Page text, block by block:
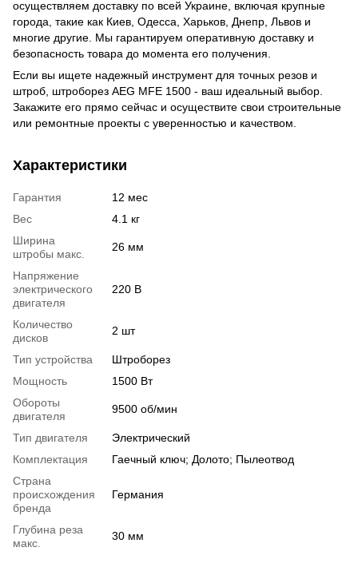
осуществляем доставку по всей Украине, включая крупные
города, такие как Киев, Одесса, Харьков, Днепр, Львов и
многие другие. Мы гарантируем оперативную доставку и
безопасность товара до момента его получения.
Если вы ищете надежный инструмент для точных резов и
штроб, штроборез AEG MFE 1500 - ваш идеальный выбор.
Закажите его прямо сейчас и осуществите свои строительные
или ремонтные проекты с уверенностью и качеством.
Характеристики
Гарантия
12 мес
Вес
4.1 кг
Ширина
штробы макс.
26 мм
Напряжение
электрического
двигателя
220 В
Количество
дисков
2 шт
Тип устройства
Штроборез
Мощность
1500 Вт
Обороты
двигателя
9500 об/мин
Тип двигателя
Электрический
Комплектация
Гаечный ключ; Долото; Пылеотвод
Страна
происхождения
бренда
Германия
Глубина реза
макс.
30 мм